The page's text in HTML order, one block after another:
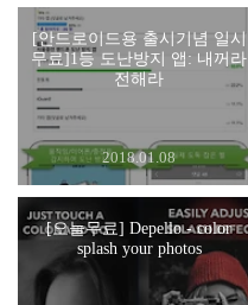
[안드로이드용 출시기념 일시
무료]1등 도난방지 앱: 내꺼라
전해라
2018.01.08
[오늘무료] Depello - color
splash your photos